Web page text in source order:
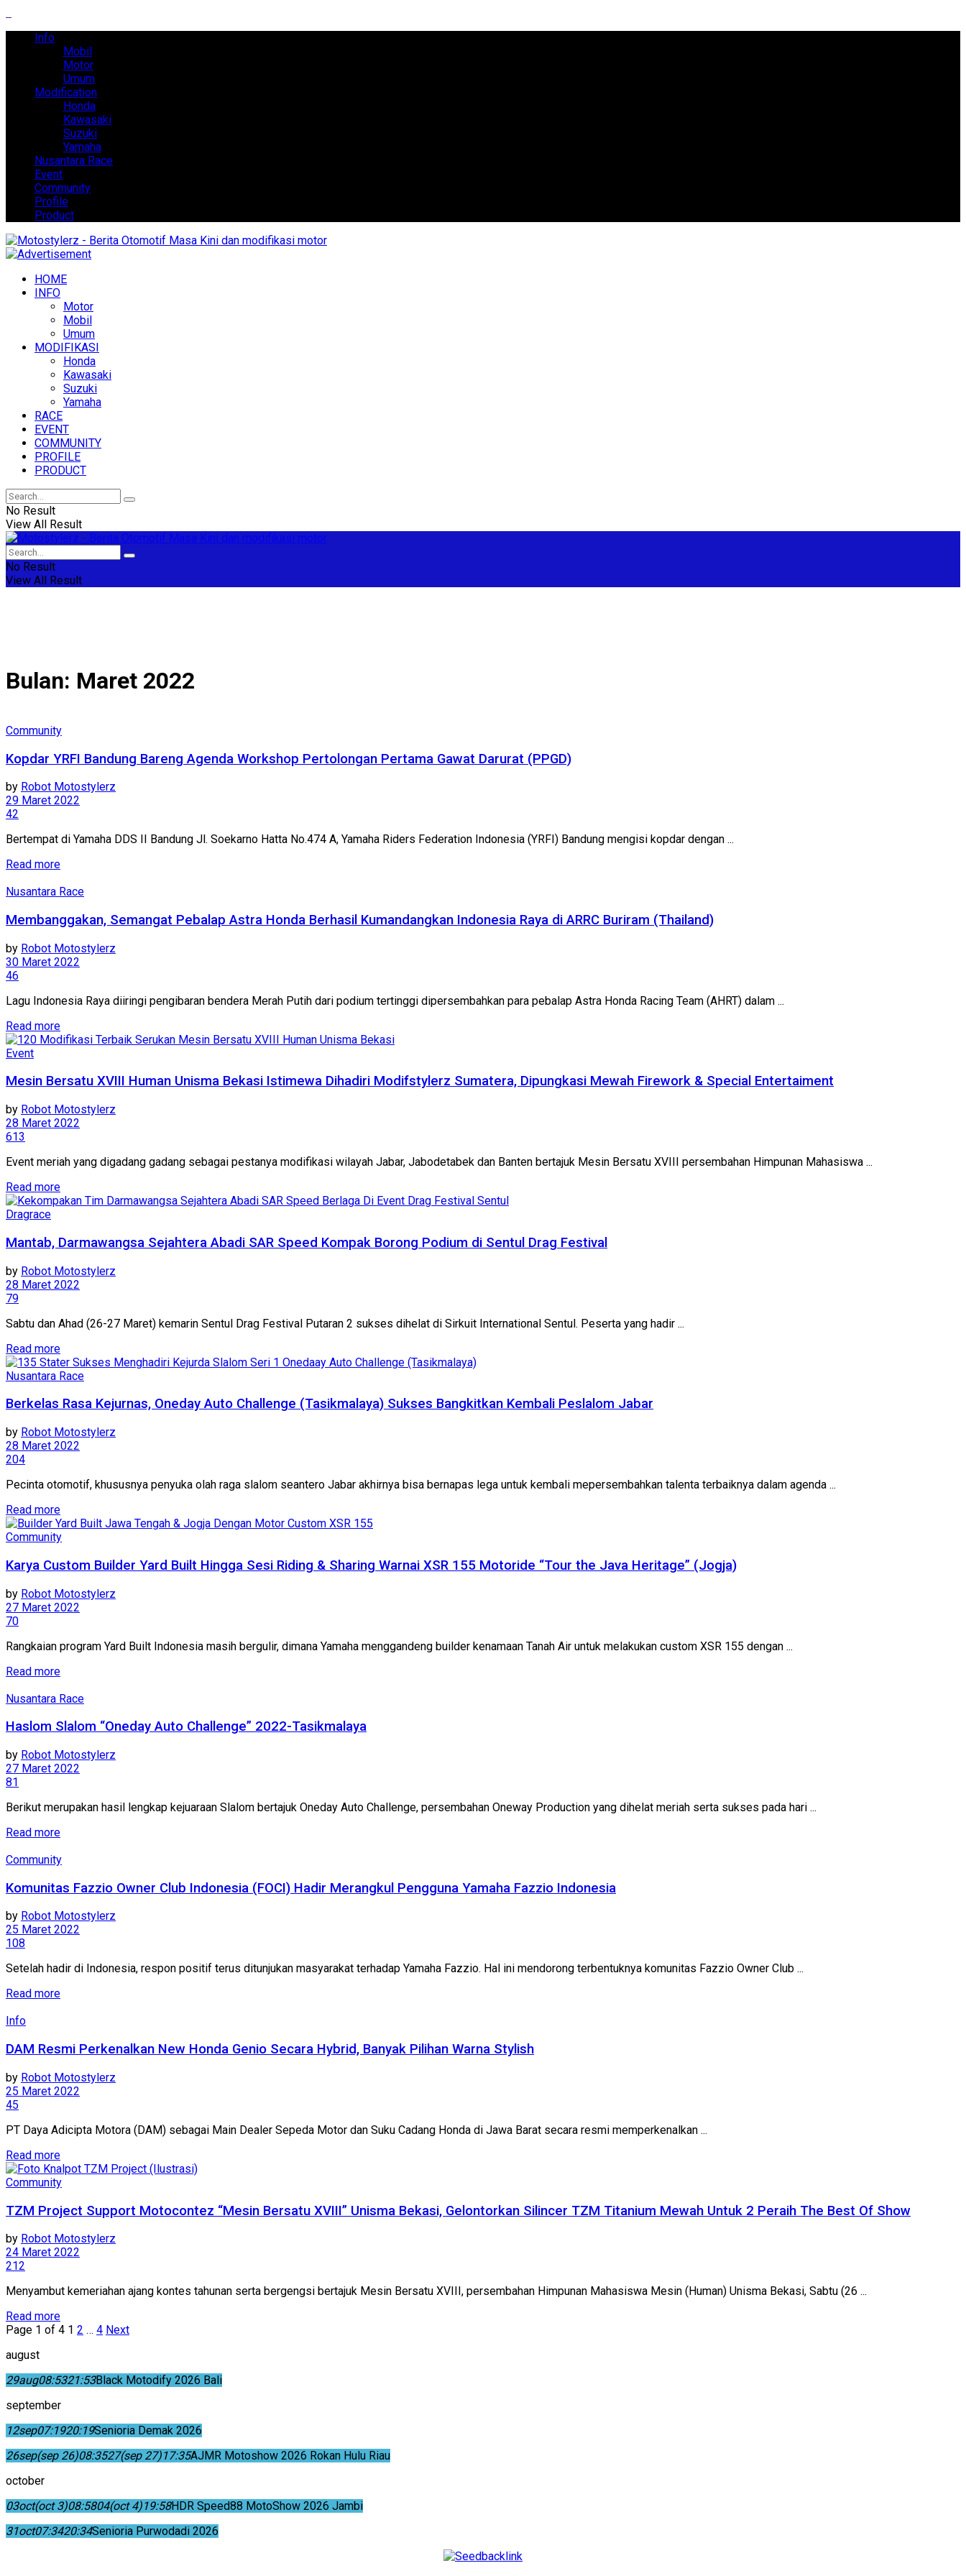
Info
Mobil
Motor
Umum
Modification
Honda
Kawasaki
Suzuki
Yamaha
Nusantara Race
Event
Community
Profile
Product
HOME
INFO
Motor
Mobil
Umum
MODIFIKASI
Honda
Kawasaki
Suzuki
Yamaha
RACE
EVENT
COMMUNITY
PROFILE
PRODUCT
No Result
View All Result
No Result
View All Result
Bulan: Maret 2022
Community
Kopdar YRFI Bandung Bareng Agenda Workshop Pertolongan Pertama Gawat Darurat (PPGD)
by Robot Motostylerz
29 Maret 2022
42
Bertempat di Yamaha DDS II Bandung Jl. Soekarno Hatta No.474 A, Yamaha Riders Federation Indonesia (YRFI) Bandung mengisi kopdar dengan ...
Read more
Nusantara Race
Membanggakan, Semangat Pebalap Astra Honda Berhasil Kumandangkan Indonesia Raya di ARRC Buriram (Thailand)
by Robot Motostylerz
30 Maret 2022
46
Lagu Indonesia Raya diiringi pengibaran bendera Merah Putih dari podium tertinggi dipersembahkan para pebalap Astra Honda Racing Team (AHRT) dalam ...
Read more
Event
Mesin Bersatu XVIII Human Unisma Bekasi Istimewa Dihadiri Modifstylerz Sumatera, Dipungkasi Mewah Firework & Special Entertaiment
by Robot Motostylerz
28 Maret 2022
613
Event meriah yang digadang gadang sebagai pestanya modifikasi wilayah Jabar, Jabodetabek dan Banten bertajuk Mesin Bersatu XVIII persembahan Himpunan Mahasiswa ...
Read more
Dragrace
Mantab, Darmawangsa Sejahtera Abadi SAR Speed Kompak Borong Podium di Sentul Drag Festival
by Robot Motostylerz
28 Maret 2022
79
Sabtu dan Ahad (26-27 Maret) kemarin Sentul Drag Festival Putaran 2 sukses dihelat di Sirkuit International Sentul. Peserta yang hadir ...
Read more
Nusantara Race
Berkelas Rasa Kejurnas, Oneday Auto Challenge (Tasikmalaya) Sukses Bangkitkan Kembali Peslalom Jabar
by Robot Motostylerz
28 Maret 2022
204
Pecinta otomotif, khususnya penyuka olah raga slalom seantero Jabar akhirnya bisa bernapas lega untuk kembali mepersembahkan talenta terbaiknya dalam agenda ...
Read more
Community
Karya Custom Builder Yard Built Hingga Sesi Riding & Sharing Warnai XSR 155 Motoride “Tour the Java Heritage” (Jogja)
by Robot Motostylerz
27 Maret 2022
70
Rangkaian program Yard Built Indonesia masih bergulir, dimana Yamaha menggandeng builder kenamaan Tanah Air untuk melakukan custom XSR 155 dengan ...
Read more
Nusantara Race
Haslom Slalom “Oneday Auto Challenge” 2022-Tasikmalaya
by Robot Motostylerz
27 Maret 2022
81
Berikut merupakan hasil lengkap kejuaraan Slalom bertajuk Oneday Auto Challenge, persembahan Oneway Production yang dihelat meriah serta sukses pada hari ...
Read more
Community
Komunitas Fazzio Owner Club Indonesia (FOCI) Hadir Merangkul Pengguna Yamaha Fazzio Indonesia
by Robot Motostylerz
25 Maret 2022
108
Setelah hadir di Indonesia, respon positif terus ditunjukan masyarakat terhadap Yamaha Fazzio. Hal ini mendorong terbentuknya komunitas Fazzio Owner Club ...
Read more
Info
DAM Resmi Perkenalkan New Honda Genio Secara Hybrid, Banyak Pilihan Warna Stylish
by Robot Motostylerz
25 Maret 2022
45
PT Daya Adicipta Motora (DAM) sebagai Main Dealer Sepeda Motor dan Suku Cadang Honda di Jawa Barat secara resmi memperkenalkan ...
Read more
Community
TZM Project Support Motocontez “Mesin Bersatu XVIII” Unisma Bekasi, Gelontorkan Silincer TZM Titanium Mewah Untuk 2 Peraih The Best Of Show
by Robot Motostylerz
24 Maret 2022
212
Menyambut kemeriahan ajang kontes tahunan serta bergengsi bertajuk Mesin Bersatu XVIII, persembahan Himpunan Mahasiswa Mesin (Human) Unisma Bekasi, Sabtu (26 ...
Read more
Page 1 of 4 1 2 … 4 Next
august
29aug08:5321:53Black Motodify 2026 Bali
september
12sep07:1920:19Senioria Demak 2026
26sep(sep 26)08:3527(sep 27)17:35AJMR Motoshow 2026 Rokan Hulu Riau
october
03oct(oct 3)08:5804(oct 4)19:58HDR Speed88 MotoShow 2026 Jambi
31oct07:3420:34Senioria Purwodadi 2026